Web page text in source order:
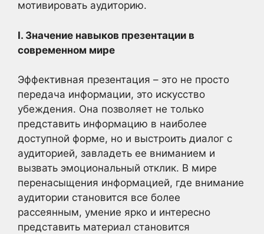
мотивировать аудиторию.
I. Значение навыков презентации в
современном мире
Эффективная презентация – это не просто
передача информации, это искусство
убеждения. Она позволяет не только
представить информацию в наиболее
доступной форме, но и выстроить диалог с
аудиторией, завладеть ее вниманием и
вызвать эмоциональный отклик. В мире
перенасыщения информацией, где внимание
аудитории становится все более
рассеянным, умение ярко и интересно
представить материал становится